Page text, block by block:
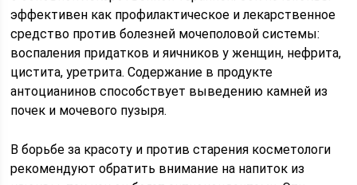
эффективен как профилактическое и лекарственное
средство против болезней мочеполовой системы:
воспаления придатков и яичников у женщин, нефрита,
цистита, уретрита. Содержание в продукте
антоцианинов способствует выведению камней из
почек и мочевого пузыря.
В борьбе за красоту и против старения косметологи
рекомендуют обратить внимание на напиток из